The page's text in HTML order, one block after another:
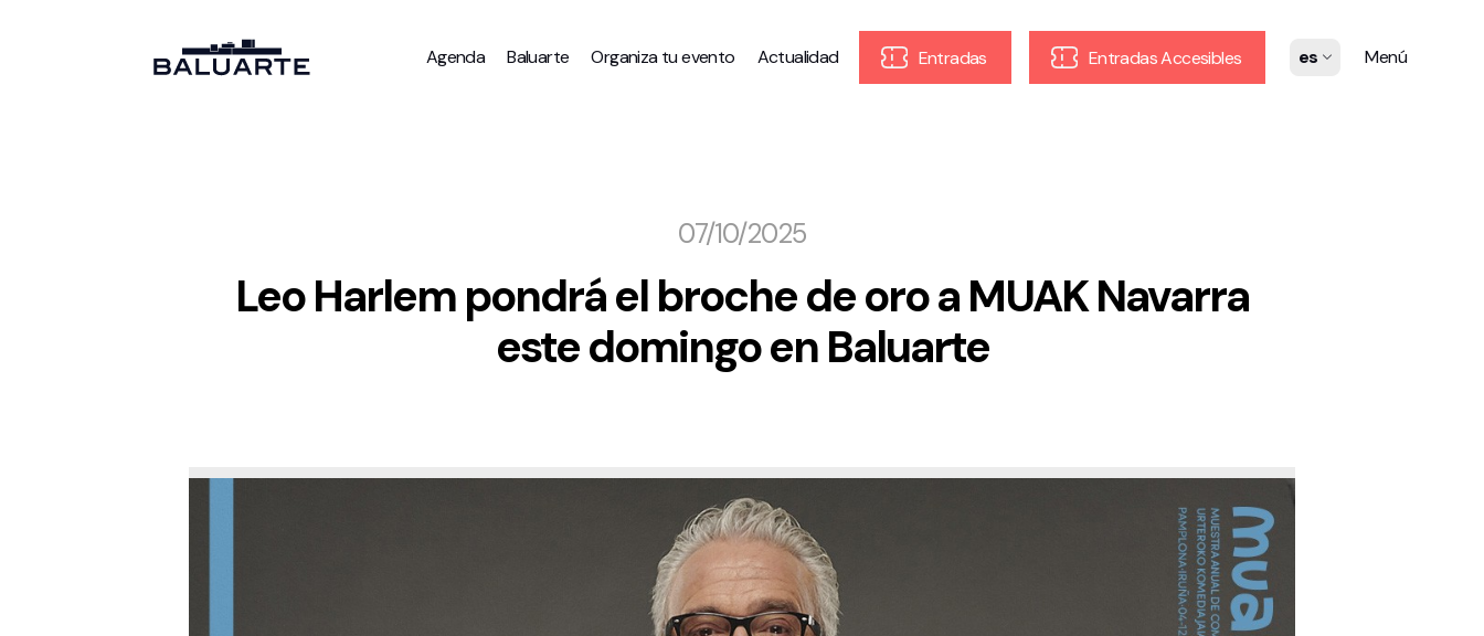
Agenda Baluarte Organiza tu evento Actualidad Entradas Entradas Accesibles es Menú
07/10/2025
Leo Harlem pondrá el broche de oro a MUAK Navarra
este domingo en Baluarte